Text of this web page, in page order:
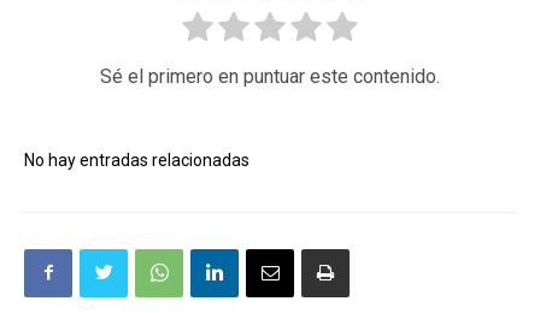
Sé el primero en puntuar este contenido.
No hay entradas relacionadas